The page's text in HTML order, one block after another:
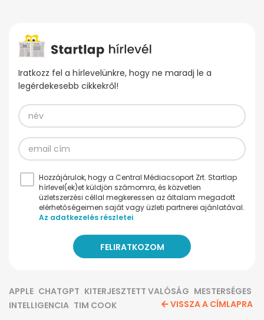
Iratkozz fel a hírlevelünkre, hogy ne maradj le a
legérdekesebb cikkekről!
Hozzájárulok, hogy a Central Médiacsoport Zrt. Startlap
hírlevel(ek)et küldjön számomra, és közvetlen
üzletszerzési céllal megkeressen az általam megadott
elérhetőségeimen saját vagy üzleti partnerei ajánlatával.
Az adatkezelés részletei
APPLE CHATGPT KITERJESZTETT VALÓSÁG MESTERSÉGES
INTELLIGENCIA TIM COOK VISSZA A CÍMLAPRA